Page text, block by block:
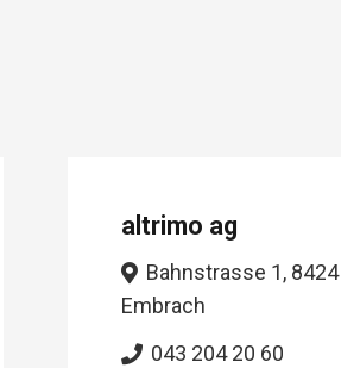
altrimo ag
Bahnstrasse 1, 8424
Embrach
043 204 20 60